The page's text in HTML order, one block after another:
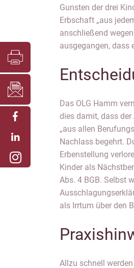
Gunsten der drei
Erbschaft „aus
anschließend
ausgegangen, dass
Das OLG Hamm
dies damit, dass
„aus allen
Nachlass begehrt.
Erbenstellung
Kinder als
Abs. 4 BGB. Selbst
als Irrtum über den
(Unkenntnis seiner
Ausschlagung
Berufungsgründen”
dem
auch die ihm
dass dem
(BVerwG, BeckRS 2010,
Allzu schnell
Erbschaft, gleich aus